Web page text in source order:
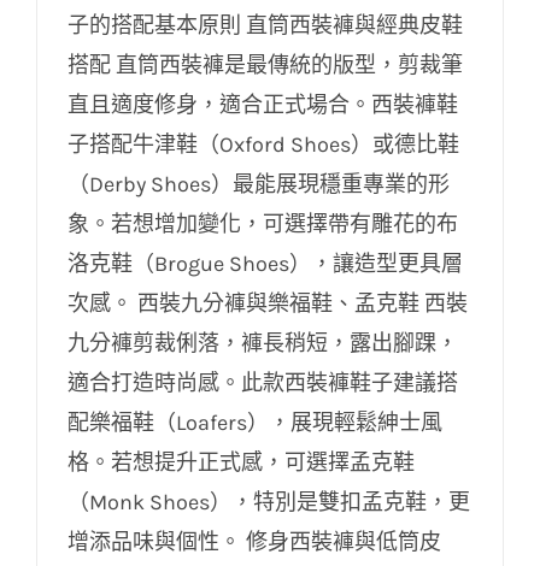
子的搭配基本原則 直筒西裝褲與經典皮鞋
搭配 直筒西裝褲是最傳統的版型，剪裁筆
直且適度修身，適合正式場合。西裝褲鞋
子搭配牛津鞋（Oxford Shoes）或德比鞋
（Derby Shoes）最能展現穩重專業的形
象。若想增加變化，可選擇帶有雕花的布
洛克鞋（Brogue Shoes），讓造型更具層
次感。 西裝九分褲與樂福鞋、孟克鞋 西裝
九分褲剪裁俐落，褲長稍短，露出腳踝，
適合打造時尚感。此款西裝褲鞋子建議搭
配樂福鞋（Loafers），展現輕鬆紳士風
格。若想提升正式感，可選擇孟克鞋
（Monk Shoes），特別是雙扣孟克鞋，更
增添品味與個性。 修身西裝褲與低筒皮